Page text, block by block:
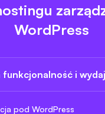
WordPress
funkcjonalność i
pod WordPress